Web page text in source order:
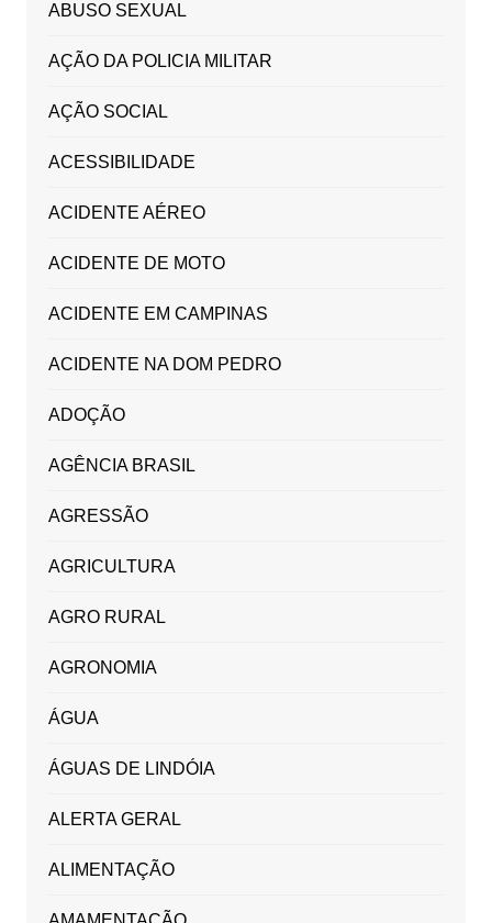
ABUSO SEXUAL
AÇÃO DA POLICIA MILITAR
AÇÃO SOCIAL
ACESSIBILIDADE
ACIDENTE AÉREO
ACIDENTE DE MOTO
ACIDENTE EM CAMPINAS
ACIDENTE NA DOM PEDRO
ADOÇÃO
AGÊNCIA BRASIL
AGRESSÃO
AGRICULTURA
AGRO RURAL
AGRONOMIA
ÁGUA
ÁGUAS DE LINDÓIA
ALERTA GERAL
ALIMENTAÇÃO